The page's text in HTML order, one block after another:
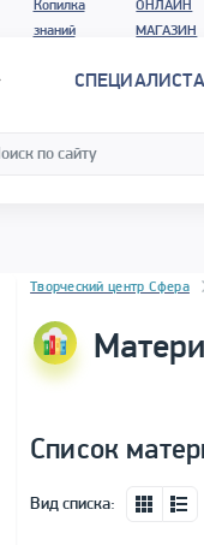
Копилка
знаний
ОНЛАЙН
МАГАЗИН
Блок новостей
Творческий центр Сфера
Список
Вид списка: